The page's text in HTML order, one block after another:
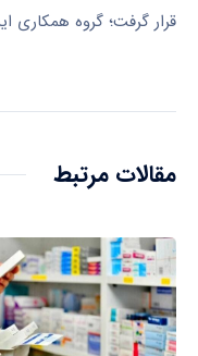
قرار گرفت؛ گروه همکاری
مقالات مرتبط